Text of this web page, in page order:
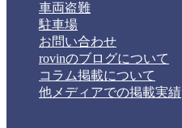
車両盗難
駐車場
お問い合わせ
rovinのブログについて
コラム掲載について
他メディアでの掲載実績